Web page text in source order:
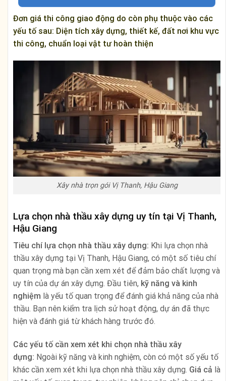
Đơn giá thi công giao động do còn phụ thuộc vào các
yếu tố sau: Diện tích xây dựng, thiết kế, đất nơi khu vực
thi công, chuẩn loại vật tư hoàn thiện
Xây nhà trọn gói Vị Thanh, Hậu Giang
Lựa chọn nhà thầu xây dựng uy tín tại Vị Thanh,
Hậu Giang
Tiêu chí lựa chọn nhà thầu xây dựng: Khi lựa chọn nhà
thầu xây dựng tại Vị Thanh, Hậu Giang, có một số tiêu chí
quan trọng mà bạn cần xem xét để đảm bảo chất lượng và
uy tín của dự án xây dựng. Đầu tiên, kỹ năng và kinh
nghiệm là yếu tố quan trọng để đánh giá khả năng của nhà
thầu. Bạn nên kiểm tra lịch sử hoạt động, dự án đã thực
hiện và đánh giá từ khách hàng trước đó.
Các yếu tố cần xem xét khi chọn nhà thầu xây
dựng: Ngoài kỹ năng và kinh nghiệm, còn có một số yếu tố
khác cần xem xét khi lựa chọn nhà thầu xây dựng. Giá cả là